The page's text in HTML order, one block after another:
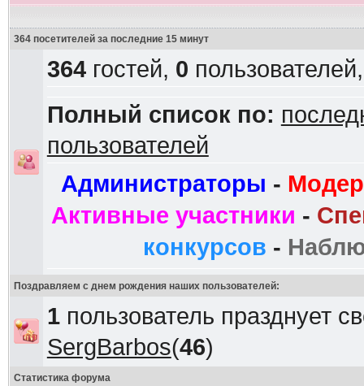
364 посетителей за последние 15 минут
364гостей, 0
Полный список по:
пользователей
Администраторы -
Активные участники -
конкурсов -
Поздравляем с днем рождения наших пользователей:
1пользователь празднует
SergBarbos(46)
Статистика форума